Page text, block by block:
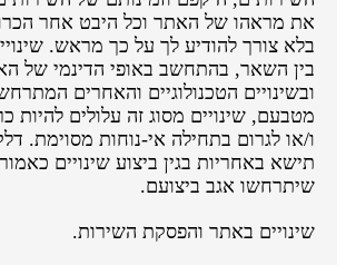
את מראהו של האתר וכל היבט אחר
בלא צורך להודיע לך על כך מראש. שינויים
בין השאר, בהתחשב באופי הדינמי של
ובשינויים הטכנולוגיים והאחרים
מטבעם, שינויים מסוג זה עלולים להיות
ו/או לגרום בתחילה אי-נוחות מסוימת. דלק
תישא באחריות בגין ביצוע שינויים כאמור
שיתרחשו אגב ביצועם.
שינויים באתר והפסקת השירות.